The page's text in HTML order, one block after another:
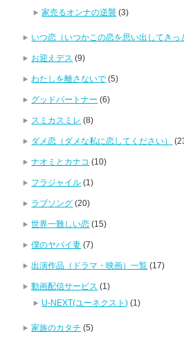
家売るオンナの逆襲 (3)
いつ恋（いつかこの恋を思い出してきっ
お迎えデス (9)
わたしを離さないで (5)
グッドパートナー (6)
スミカスミレ (8)
ダメ恋（ダメな私に恋してください）
ナオミとカナコ (10)
フラジャイル (1)
ラブソング (20)
世界一難しい恋 (15)
僕のヤバイ妻 (7)
出演作品（ドラマ・映画）一覧 (17)
動画配信サービス (1)
U-NEXT(ユーネクスト) (1)
家族のカタチ (5)